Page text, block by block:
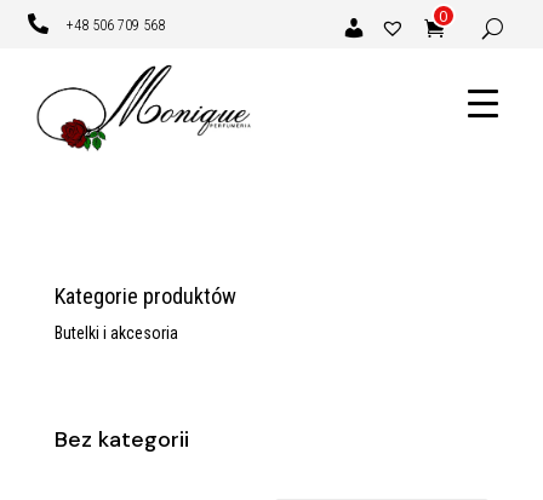
 +48 506 709 568 0
Kategorie produktów
Butelki i akcesoria
Bez kategorii